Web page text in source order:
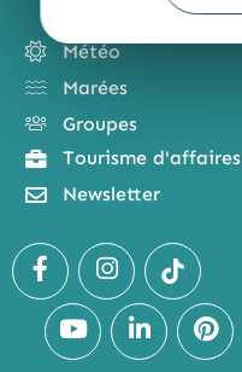
Météo
Marées
Groupes
Tourisme d'affaires
Newsletter